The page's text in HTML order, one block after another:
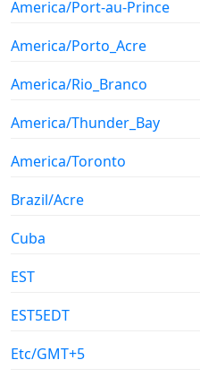
America/Port-au-Prince
America/Porto_Acre
America/Rio_Branco
America/Thunder_Bay
America/Toronto
Brazil/Acre
Cuba
EST
EST5EDT
Etc/GMT+5